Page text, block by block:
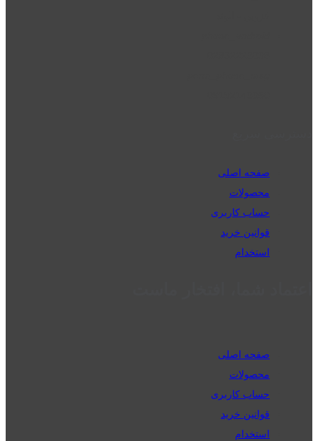
صفحه اصلی
محصولات
حساب کاربری
قوانین خرید
استخدام
صفحه اصلی
محصولات
حساب کاربری
قوانین خرید
استخدام